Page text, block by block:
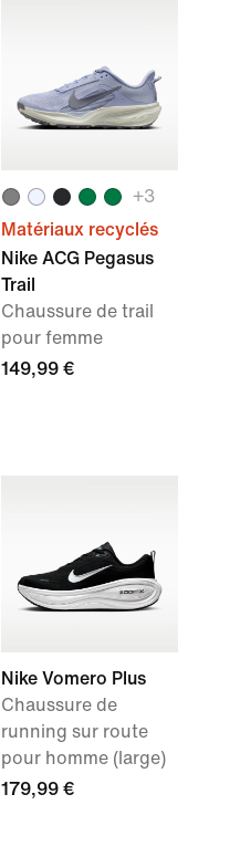
+3
Matériaux recyclés
Nike ACG Pegasus
Trail
Chaussure de trail
pour femme
149,99 €
Nike Vomero Plus
Chaussure de
running sur route
pour homme (large)
179,99 €